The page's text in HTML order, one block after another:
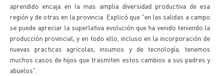
aprendido encaja en la mas amplia diversidad productiva de esa
región y de otras en la provincia. Explicó que "en las salidas a campo
se puede apreciar la superlativa evolución que ha venido teniendo la
producción provincial, y en todo ello, incluso en la incorporación de
nuevas practicas agrícolas, insumos y de tecnología, tenemos
muchos casos de hijos que trasmiten estos cambios a sus padres y
abuelos".